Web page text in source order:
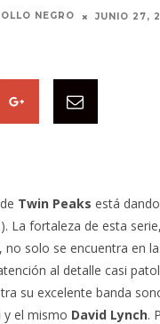
NEGRO JUNIO 27,
Twin Peaks está
La fortaleza de esta
solo se encuentra en
al detalle casi
su excelente banda
y el mismo David Lynch.